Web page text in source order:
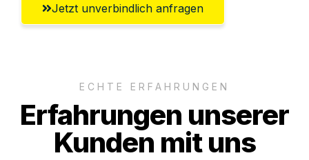
Jetzt unverbindlich anfragen
ECHTE ERFAHRUNGEN
Erfahrungen unserer
Kunden mit uns